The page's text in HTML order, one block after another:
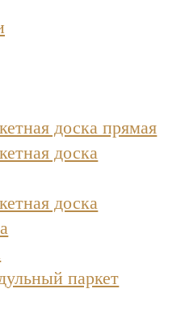
доска прямая
доска
доска
паркет